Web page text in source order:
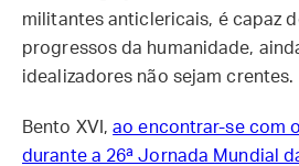
militantes anticlericais, é capaz
progressos da humanidade,
idealizadores não sejam crentes.
Bento XVI,ao encontrar-se com
durante a 26ª Jornada Mundial